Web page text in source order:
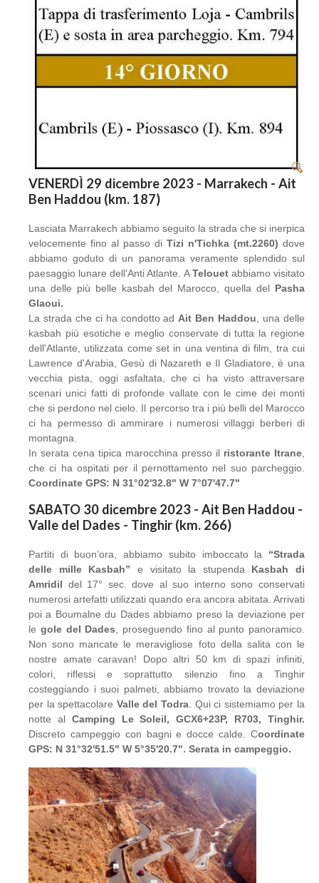
VENERDÌ 29 dicembre 2023 - Marrakech - Ait
Ben Haddou (km. 187)
Lasciata Marrakech abbiamo seguito la strada che si inerpica
velocemente fino al passo di Tizi n'Tichka (mt.2260) dove
abbiamo goduto di un panorama veramente splendido sul
paesaggio lunare dell'Anti Atlante. ATelouetabbiamo visitato
una delle più belle kasbah del Marocco, quella del Pasha
Glaoui.
La strada che ci ha condotto adAit Ben Haddou, una delle
kasbah più esotiche e meglio conservate di tutta la regione
dell'Atlante, utilizzata come set in una ventina di film, tra cui
Lawrence d'Arabia, Gesù di Nazareth e Il Gladiatore, è una
vecchia pista, oggi asfaltata, che ci ha visto attraversare
scenari unici fatti di profonde vallate con le cime dei monti
che si perdono nel cielo. Il percorso tra i più belli del Marocco
ci ha permesso di ammirare i numerosi villaggi berberi di
montagna.
In serata cena tipica marocchina presso il ristorante Itrane,
che ci ha ospitati per il pernottamento nel suo parcheggio.
Coordinate GPS: N 31°02'32.8" W 7°07'47.7"
SABATO 30 dicembre 2023 - Ait Ben Haddou -
Valle del Dades - Tinghir (km. 266)
Partiti di buon’ora, abbiamo subito imboccato la “Strada
delle mille Kasbah” e visitato la stupenda Kasbah di
Amridil del 17° sec. dove al suo interno sono conservati
numerosi artefatti utilizzati quando era ancora abitata. Arrivati
poi a Boumalne du Dades abbiamo preso la deviazione per
le gole del Dades, proseguendo fino al punto panoramico.
Non sono mancate le meravigliose foto della salita con le
nostre amate caravan! Dopo altri 50 km di spazi infiniti,
colori, riflessi e soprattutto silenzio fino a Tinghir
costeggiando i suoi palmeti, abbiamo trovato la deviazione
per la spettacolare Valle del Todra. Qui ci sistemiamo per la
notte al Camping Le Soleil, GCX6+23P, R703, Tinghir.
Discreto campeggio con bagni e docce calde. Coordinate
GPS: N 31°32'51.5" W 5°35'20.7". Serata in campeggio.